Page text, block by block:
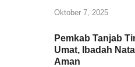
Oktober 7, 2025
Pemkab Tanjab
Umat, Ibadah
Aman